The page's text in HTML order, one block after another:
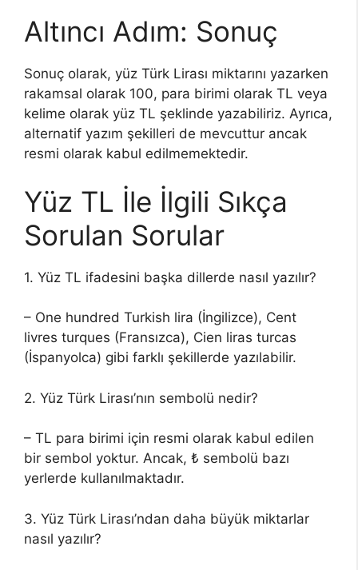
Altıncı Adım: Sonuç
Sonuç olarak, yüz Türk Lirası miktarını yazarken
rakamsal olarak 100, para birimi olarak TL veya
kelime olarak yüz TL şeklinde yazabiliriz. Ayrıca,
alternatif yazım şekilleri de mevcuttur ancak
resmi olarak kabul edilmemektedir.
Yüz TL İle İlgili Sıkça
Sorulan Sorular
1. Yüz TL ifadesini başka dillerde nasıl yazılır?
– One hundred Turkish lira (İngilizce), Cent
livres turques (Fransızca), Cien liras turcas
(İspanyolca) gibi farklı şekillerde yazılabilir.
2. Yüz Türk Lirası’nın sembolü nedir?
– TL para birimi için resmi olarak kabul edilen
bir sembol yoktur. Ancak, ₺ sembolü bazı
yerlerde kullanılmaktadır.
3. Yüz Türk Lirası’ndan daha büyük miktarlar
nasıl yazılır?